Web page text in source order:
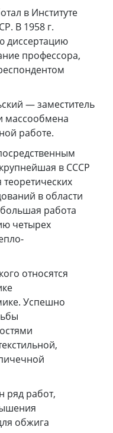
в Институте
В 1958 г.
диссертацию
профессора,
— заместитель
массообмена
работе.
в СССР
теоретических
в области
работа
четырех
относятся
Успешно
ряд работ,
обжига